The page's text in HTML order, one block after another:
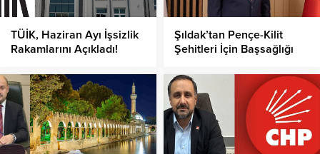
TÜİK, Haziran Ayı İşsizlik
Rakamlarını Açıkladı!
Şıldak’tan Pençe-Kilit
Şehitleri İçin Başsağlığı